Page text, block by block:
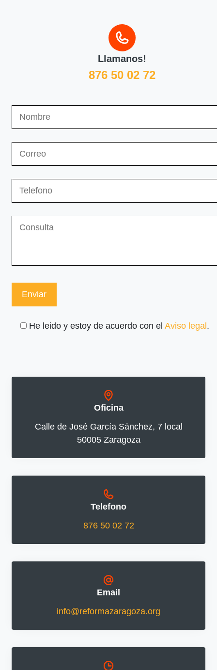
Llamanos!
876 50 02 72
He leido y estoy de acuerdo con el Aviso legal .
Oficina
Calle de José García Sánchez, 7 local
50005 Zaragoza
Telefono
876 50 02 72
Email
info@reformazaragoza.org